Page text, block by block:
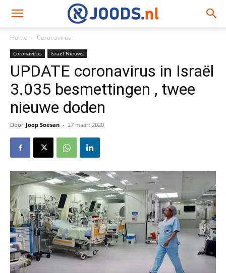
Home Coronavirus
Coronavirus Israël Nieuws
UPDATE coronavirus in Israël
3.035 besmettingen , twee
nieuwe doden
Door Joop Soesan - 27 maart 2020